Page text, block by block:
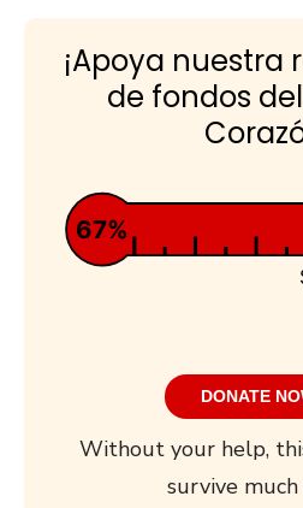
¡Apoya nuestra
de fondos
67%
DONATE
Without your help,
survive